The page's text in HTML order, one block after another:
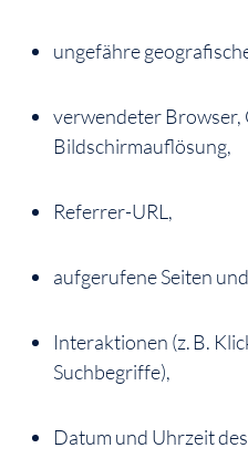
ungefähre
verwendeter Browser,
Bildschirmauflösung,
Referrer-URL,
aufgerufene Seiten
Interaktionen (z. B.
Suchbegriffe),
Datum und Uhrzeit